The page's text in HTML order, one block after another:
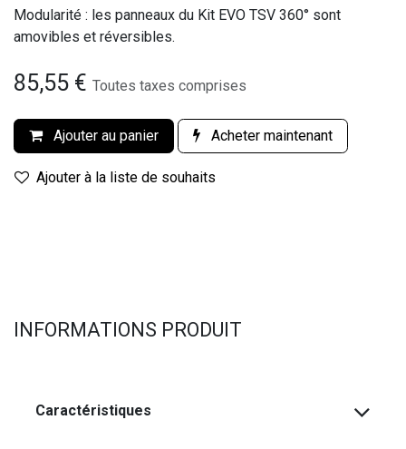
Modularité : les panneaux du Kit EVO TSV 360° sont
amovibles et réversibles.
85,55 € Toutes taxes comprises
Ajouter au panier Acheter maintenant
Ajouter à la liste de souhaits
INFORMATIONS PRODUIT
Caractéristiques